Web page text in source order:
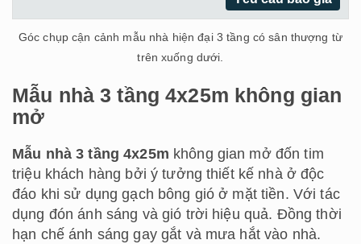
Góc chụp cận cảnh mẫu nhà hiện đại 3 tầng có sân thượng từ
trên xuống dưới.
Mẫu nhà 3 tầng 4x25m không gian
mở
Mẫu nhà 3 tầng 4x25m không gian mở đốn tim
triệu khách hàng bởi ý tưởng thiết kế nhà ở độc
đáo khi sử dụng gạch bông gió ở mặt tiền. Với tác
dụng đón ánh sáng và gió trời hiệu quả. Đồng thời
hạn chế ánh sáng gay gắt và mưa hắt vào nhà.